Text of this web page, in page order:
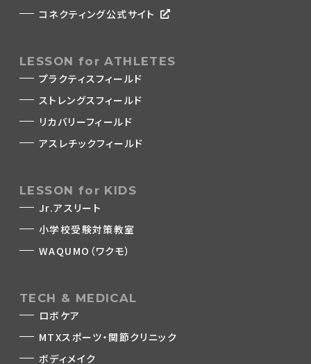
コネクティング公式サイト
LESSON for ATHLETES
プラクティスフィールド
ストレングスフィールド
リカバリーフィールド
アスレチックフィールド
LESSON for KIDS
Jr.アスリート
小学校受験対策教室
WAQUMO（ワクモ）
TECH & MEDICAL
ロボケア
MTXスポーツ・関節クリニック
ボディメイク